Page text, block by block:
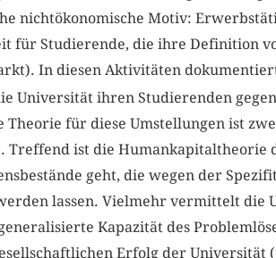
nichtökonomische Motiv:
für Studierende, die ihre Definition
In diesen Aktivitäten
Universität ihren Studierenden
Theorie für diese Umstellungen ist
Treffend ist die Humankapitaltheorie
geht, die wegen der
lassen. Vielmehr vermittelt die
Kapazität des
Erfolg der Universität